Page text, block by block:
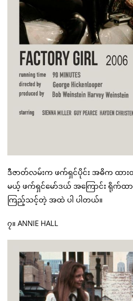
ဒီဇာတ်လမ်းက ဖက်ရှင်ပိုင်း အဓိက ထာ
မယ့် ဖက်ရှင်မော်ဒယ် အကြောင်း ရိုက်ထာ
ကြည့်သင့်တဲ့ အထဲ ပါ ပါတယ်။
၇။ ANNIE HALL